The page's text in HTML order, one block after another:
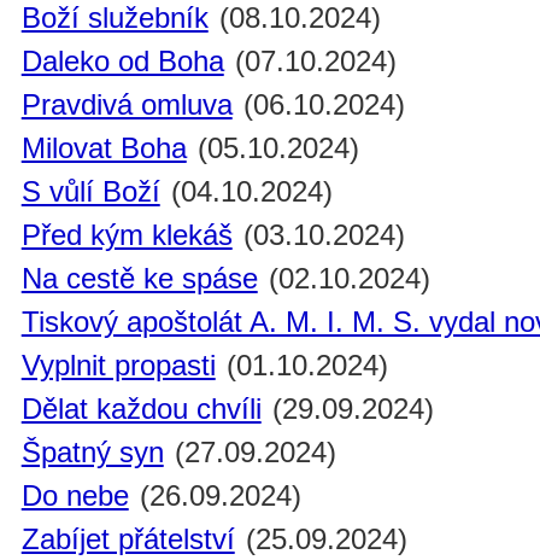
Boží služebník (08.10.2024)
Daleko od Boha (07.10.2024)
Pravdivá omluva (06.10.2024)
Milovat Boha (05.10.2024)
S vůlí Boží (04.10.2024)
Před kým klekáš (03.10.2024)
Na cestě ke spáse (02.10.2024)
Tiskový apoštolát A. M. I. M. S. vydal
Vyplnit propasti (01.10.2024)
Dělat každou chvíli (29.09.2024)
Špatný syn (27.09.2024)
Do nebe (26.09.2024)
Zabíjet přátelství (25.09.2024)